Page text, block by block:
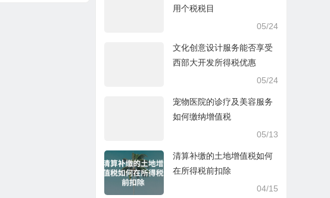
用个税税目
05/24
文化创意设计服务能否享受
西部大开发所得税优惠
05/24
宠物医院的诊疗及美容服务
如何缴纳增值税
05/13
清算补缴的土地增值税如何
在所得税前扣除
04/15